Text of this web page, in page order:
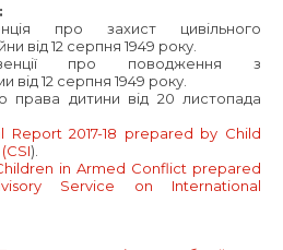
про захист цивільного
від 12 серпня 1949 року.
про поводження з
від 12 серпня 1949 року.
дитини від 20 листопада
Report 2017-18 prepared by Child
).
in Armed Conflict prepared
Service on International